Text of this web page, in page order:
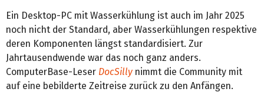
Ein Desktop-PC mit Wasserkühlung ist auch im Jahr 2025
noch nicht der Standard, aber Wasserkühlungen respektive
deren Komponenten längst standardisiert. Zur
Jahrtausendwende war das noch ganz anders.
ComputerBase-Leser DocSilly nimmt die Community mit
auf eine bebilderte Zeitreise zurück zu den Anfängen.